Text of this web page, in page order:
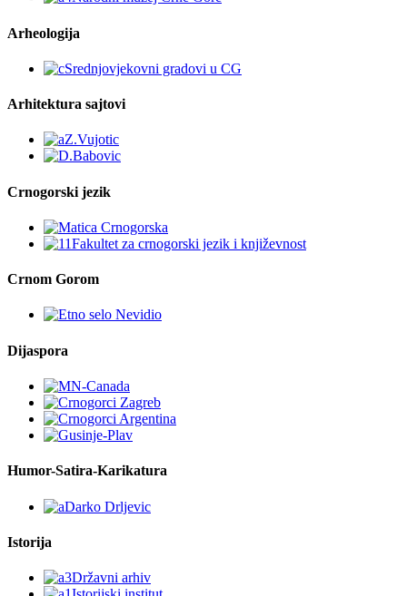
Arheologija
Arhitektura sajtovi
Crnogorski jezik
Crnom Gorom
Dijaspora
Humor-Satira-Karikatura
Istorija